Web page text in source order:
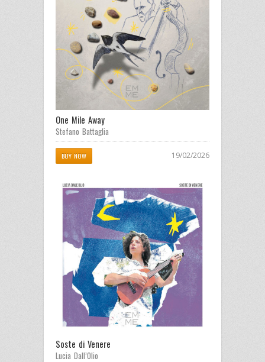
One Mile Away
Stefano Battaglia
BUY NOW 19/02/2026
Soste di Venere
Lucia Dall’Olio